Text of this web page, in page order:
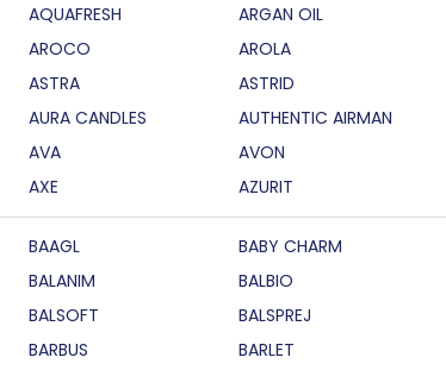
AQUAFRESH ARGAN OIL
AROCO AROLA
ASTRA ASTRID
AURA CANDLES AUTHENTIC AIRMAN
AVA AVON
AXE AZURIT
BAAGL BABY CHARM
BALANIM BALBIO
BALSOFT BALSPREJ
BARBUS BARLET